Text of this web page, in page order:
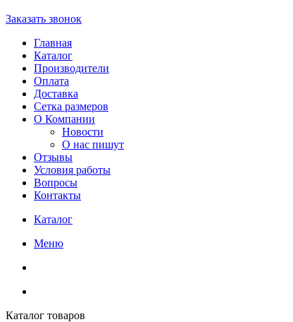
Заказать звонок
Главная
Каталог
Производители
Оплата
Доставка
Сетка размеров
О Компании
Новости
О нас пишут
Отзывы
Условия работы
Вопросы
Контакты
Каталог
Меню
Каталог товаров